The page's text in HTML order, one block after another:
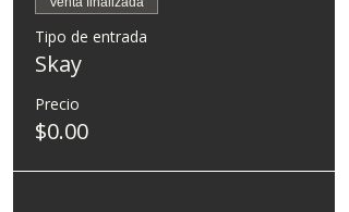
Tipo de entrada
Skay
Precio
$0.00